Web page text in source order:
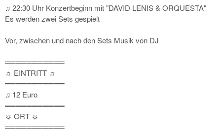
♫ 22:30 Uhr Konzertbeginn mit "DAVID LENIS & ORQUESTA"
Es werden zwei Sets gespielt
Vor, zwischen und nach den Sets Musik von DJ
═══════════
☼ EINTRITT ☼
═══════════
♫ 12 Euro
═══════════
☼ ORT ☼
═══════════